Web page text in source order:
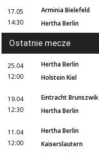
17.05
14:30
Arminia Bielefeld
Hertha Berlin
Ostatnie mecze
25.04
12:00
Hertha Berlin
Holstein Kiel
19.04
12:30
Eintracht Brunszwik
Hertha Berlin
11.04
12:00
Hertha Berlin
Kaiserslautern